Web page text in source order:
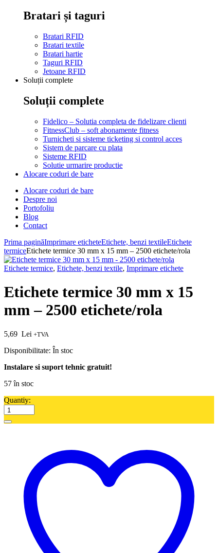
Bratari și taguri
Bratari RFID
Bratari textile
Bratari hartie
Taguri RFID
Jetoane RFID
Soluții complete
Soluții complete
Fidelico – Solutia completa de fidelizare clienti
FitnessClub – soft abonamente fitness
Turnicheti si sisteme ticketing si control acces
Sistem de parcare cu plata
Sisteme RFID
Solutie urmarire productie
Alocare coduri de bare
Alocare coduri de bare
Despre noi
Portofoliu
Blog
Contact
Prima paginăImprimare eticheteEtichete, benzi textileEtichete
termiceEtichete termice 30 mm x 15 mm – 2500 etichete/rola
Etichete termice, Etichete, benzi textile, Imprimare etichete
Etichete termice 30 mm x 15
mm – 2500 etichete/rola
5,69 Lei +TVA
Disponibilitate: În stoc
Instalare si suport tehnic gratuit!
57 în stoc
Quantiy: